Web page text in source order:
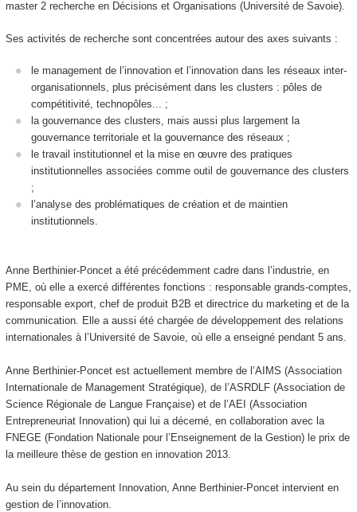
master 2 recherche en Décisions et Organisations (Université de Savoie).
Ses activités de recherche sont concentrées autour des axes suivants :
le management de l’innovation et l’innovation dans les réseaux inter-
organisationnels, plus précisément dans les clusters : pôles de
compétitivité, technopôles... ;
la gouvernance des clusters, mais aussi plus largement la
gouvernance territoriale et la gouvernance des réseaux ;
le travail institutionnel et la mise en œuvre des pratiques
institutionnelles associées comme outil de gouvernance des clusters
;
l’analyse des problématiques de création et de maintien
institutionnels.
Anne Berthinier-Poncet a été précédemment cadre dans l’industrie, en
PME, où elle a exercé différentes fonctions : responsable grands-comptes,
responsable export, chef de produit B2B et directrice du marketing et de la
communication. Elle a aussi été chargée de développement des relations
internationales à l’Université de Savoie, où elle a enseigné pendant 5 ans.
Anne Berthinier-Poncet est actuellement membre de l’AIMS (Association
Internationale de Management Stratégique), de l’ASRDLF (Association de
Science Régionale de Langue Française) et de l’AEI (Association
Entrepreneuriat Innovation) qui lui a décerné, en collaboration avec la
FNEGE (Fondation Nationale pour l’Enseignement de la Gestion) le prix de
la meilleure thèse de gestion en innovation 2013.
Au sein du département Innovation, Anne Berthinier-Poncet intervient en
gestion de l’innovation.